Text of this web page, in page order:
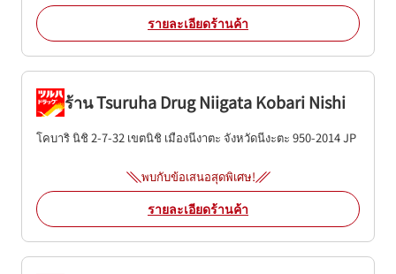
รายละเอียดร้านค้า
ร้าน Tsuruha Drug Niigata Kobari Nishi
โคบาริ นิชิ 2-7-32 เขตนิชิ เมืองนีงาตะ จังหวัดนีงะตะ 950-2014JP
พบกับข้อเสนอสุดพิเศษ!
รายละเอียดร้านค้า